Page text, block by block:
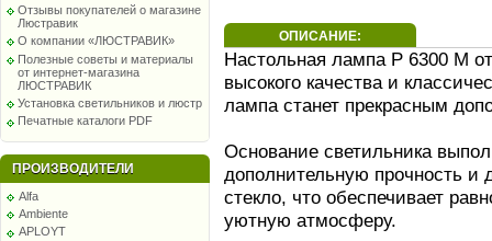
Отзывы покупателей о магазине
Люстравик
О компании «ЛЮСТРАВИК»
Полезные советы и материалы
от интернет-магазина
ЛЮСТРАВИК
Установка светильников и люстр
Печатные каталоги PDF
ПРОИЗВОДИТЕЛИ
Alfa
Ambiente
APLOYT
ОПИСАНИЕ:
Настольная лампа P 6300 M
высокого качества и
лампа станет прекрасным
Основание светильника
дополнительную прочность и
стекло, что обеспечивает
уютную атмосферу.